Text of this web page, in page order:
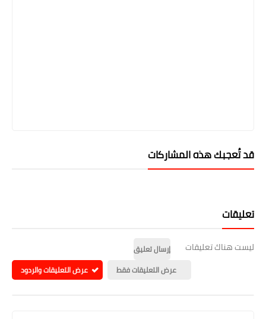
قد تُعجبك هذه المشاركات
تعليقات
ليست هناك تعليقات
إرسال تعليق
عرض التعليقات فقط
عرض التعليقات والردود